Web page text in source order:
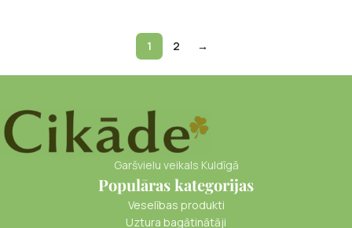
1 2 →
Garšvielu veikals Kuldīgā
Populāras kategorijas
Veselības produkti
Uztura bagātinātāji